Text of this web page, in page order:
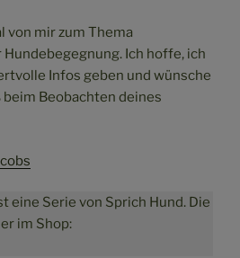
von mir zum Thema
Ich hoffe, ich
Infos geben und wünsche
beim Beobachten deines
eine Serie von Sprich Hund. Die
im Shop: